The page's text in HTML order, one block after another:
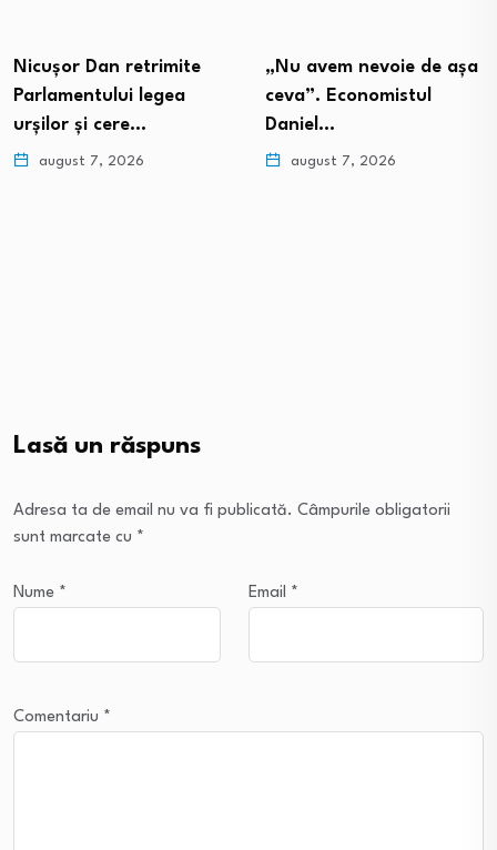
Nicușor Dan retrimite
Parlamentului legea
urșilor și cere…
august 7, 2026
„Nu avem nevoie de așa
ceva”. Economistul
Daniel…
august 7, 2026
Lasă un răspuns
Adresa ta de email nu va fi publicată. Câmpurile obligatorii
sunt marcate cu *
Nume * Email *
Comentariu *